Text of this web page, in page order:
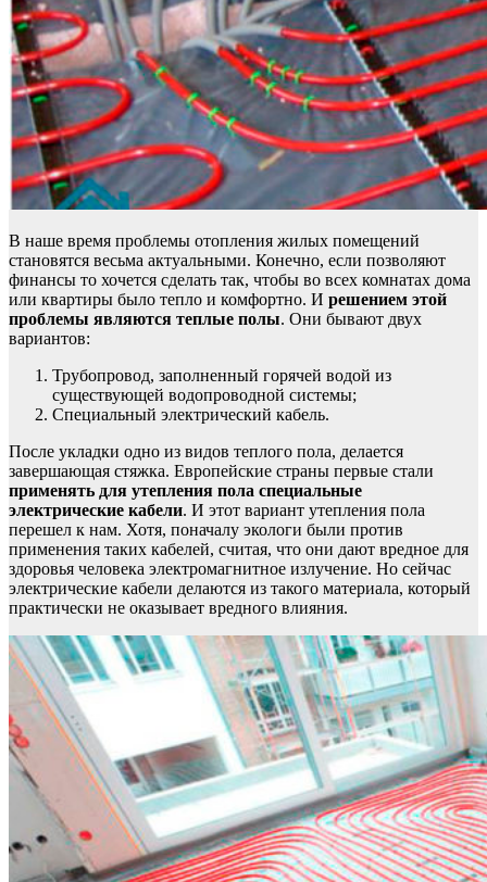
В наше время проблемы отопления жилых помещений
становятся весьма актуальными. Конечно, если позволяют
финансы то хочется сделать так, чтобы во всех комнатах дома
или квартиры было тепло и комфортно. И решением этой
проблемы являются теплые полы. Они бывают двух
вариантов:
Трубопровод, заполненный горячей водой из
существующей водопроводной системы;
Специальный электрический кабель.
После укладки одно из видов теплого пола, делается
завершающая стяжка. Европейские страны первые стали
применять для утепления пола специальные
электрические кабели. И этот вариант утепления пола
перешел к нам. Хотя, поначалу экологи были против
применения таких кабелей, считая, что они дают вредное для
здоровья человека электромагнитное излучение. Но сейчас
электрические кабели делаются из такого материала, который
практически не оказывает вредного влияния.